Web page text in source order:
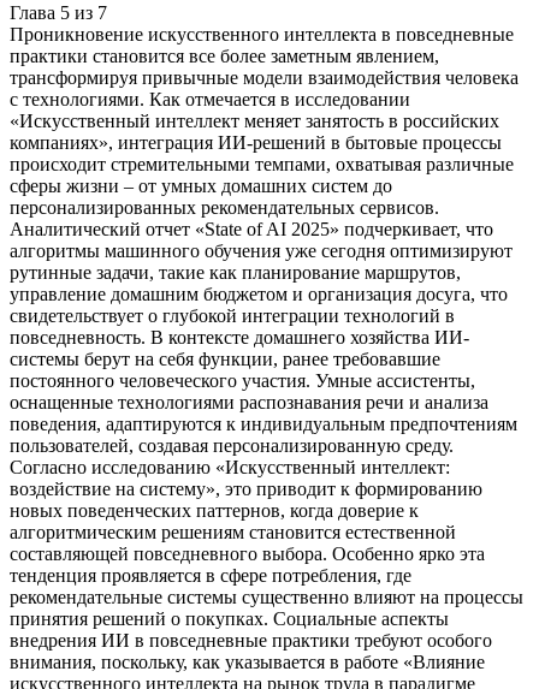
Глава 5 из 7
Проникновение искусственного интеллекта в повседневные
практики становится все более заметным явлением,
трансформируя привычные модели взаимодействия человека
с технологиями. Как отмечается в исследовании
«Искусственный интеллект меняет занятость в российских
компаниях», интеграция ИИ-решений в бытовые процессы
происходит стремительными темпами, охватывая различные
сферы жизни – от умных домашних систем до
персонализированных рекомендательных сервисов.
Аналитический отчет «State of AI 2025» подчеркивает, что
алгоритмы машинного обучения уже сегодня оптимизируют
рутинные задачи, такие как планирование маршрутов,
управление домашним бюджетом и организация досуга, что
свидетельствует о глубокой интеграции технологий в
повседневность. В контексте домашнего хозяйства ИИ-
системы берут на себя функции, ранее требовавшие
постоянного человеческого участия. Умные ассистенты,
оснащенные технологиями распознавания речи и анализа
поведения, адаптируются к индивидуальным предпочтениям
пользователей, создавая персонализированную среду.
Согласно исследованию «Искусственный интеллект:
воздействие на систему», это приводит к формированию
новых поведенческих паттернов, когда доверие к
алгоритмическим решениям становится естественной
составляющей повседневного выбора. Особенно ярко эта
тенденция проявляется в сфере потребления, где
рекомендательные системы существенно влияют на процессы
принятия решений о покупках. Социальные аспекты
внедрения ИИ в повседневные практики требуют особого
внимания, поскольку, как указывается в работе «Влияние
искусственного интеллекта на рынок труда в парадигме